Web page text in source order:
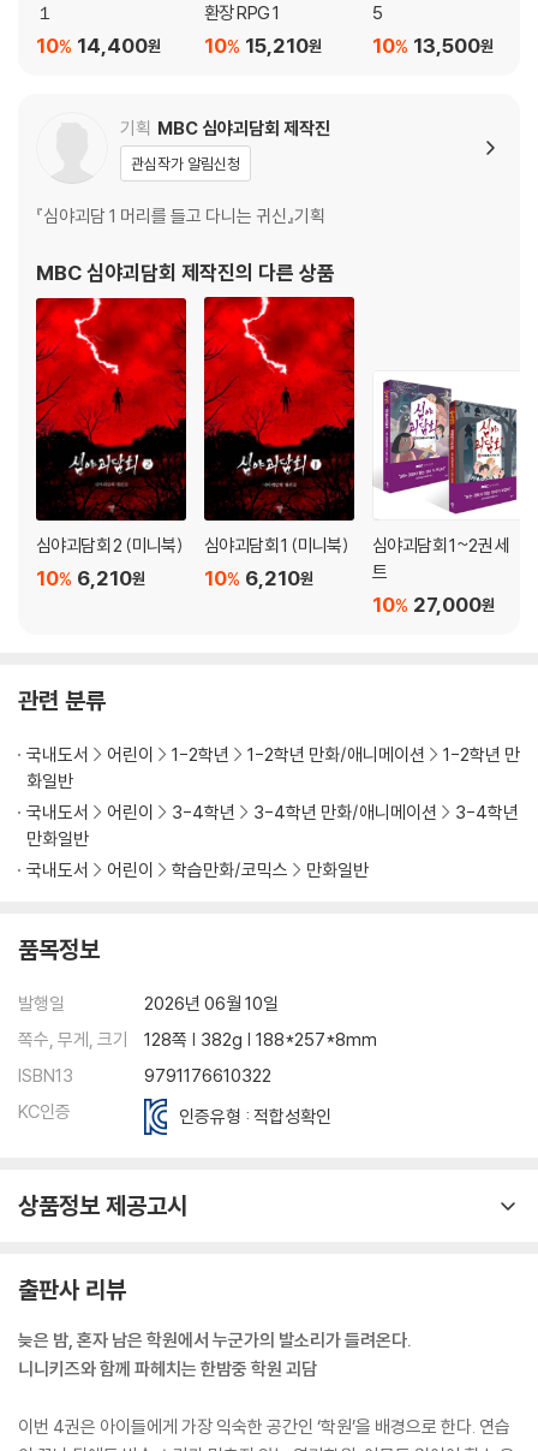
１
14,400원
10%
환장 RPG 1
15,210원
10%
5
13,500원
10%
기획 MBC 심야괴담회 제작진
관심작가 알림신청
『심야괴담 1 머리를 들고 다니는 귀신』기획
MBC 심야괴담회 제작진의 다른 상품
심야괴담회 2 (미니북)
6,210원
10%
심야괴담회 1 (미니북)
6,210원
10%
심야괴담회 1~2권 세
트
27,000원
10%
관련 분류
국내도서 어린이 1-2학년 1-2학년 만화/애니메이션
1-2학년 만
화일반
국내도서
어린이 3-4학년 3-4학년 만화/애니메이션
3-4학년
만화일반
국내도서
어린이 학습만화/코믹스 만화일반
품목정보
발행일
2026년 06월 10일
쪽수, 무게, 크기
128쪽 | 382g | 188*257*8mm
ISBN13
9791176610322
KC인증
인증유형 : 적합성확인
상품정보 제공고시
출판사 리뷰
늦은 밤, 혼자 남은 학원에서 누군가의 발소리가 들려온다.
니니키즈와 함께 파헤치는 한밤중 학원 괴담
이번 4권은 아이들에게 가장 익숙한 공간인 ‘학원’을 배경으로 한다. 연습